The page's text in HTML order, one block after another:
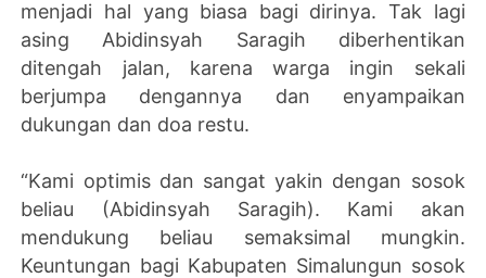
menjadi hal yang biasa bagi dirinya. Tak lagi
asing Abidinsyah Saragih diberhentikan
ditengah jalan, karena warga ingin sekali
berjumpa dengannya dan enyampaikan
dukungan dan doa restu.
“Kami optimis dan sangat yakin dengan sosok
beliau (Abidinsyah Saragih). Kami akan
mendukung beliau semaksimal mungkin.
Keuntungan bagi Kabupaten Simalungun sosok